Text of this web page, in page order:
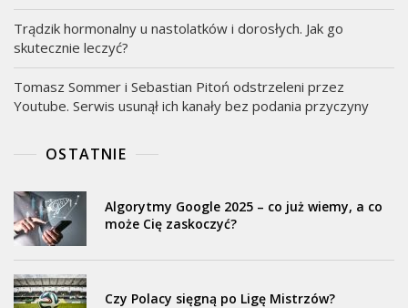
Trądzik hormonalny u nastolatków i dorosłych. Jak go
skutecznie leczyć?
Tomasz Sommer i Sebastian Pitoń odstrzeleni przez
Youtube. Serwis usunął ich kanały bez podania przyczyny
OSTATNIE
Algorytmy Google 2025 – co już wiemy, a co
może Cię zaskoczyć?
Czy Polacy sięgną po Ligę Mistrzów?